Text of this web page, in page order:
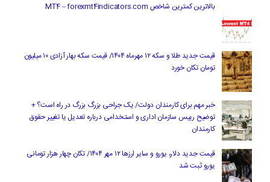
بالاترین کمترین شاخص MT4 – forexmt4indicators.com
قیمت جدید طلا و سکه ۱۲ مهرماه ۱۴۰۴/ قیمت سکه بهار آزادی ۱۰ میلیون
تومان تکان خورد
خبر مهم برای کارمندان دولت/ یک جراحی بزرگ بزرگ در راه است؟ +
توضیح رییس سازمان اداری و استخدامی درباره تعدیل یا تغییر حقوق
کارمندان
قیمت جدید دلار، یورو و سایر ارزها ۱۲ مهر ۱۴۰۴/ تکان چهار هزار تومانی
یورو ثبت شد